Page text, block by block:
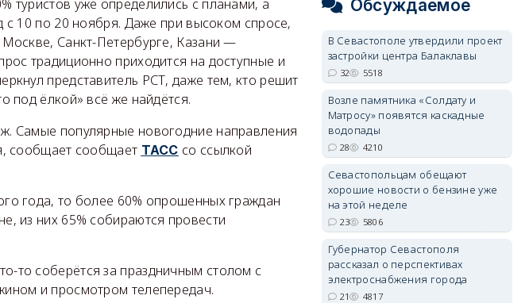
туристов уже определились с планами, а
10 по 20 ноября. Даже при высоком спросе,
Санкт-Петербурге, Казани —
традиционно приходится на доступные и
представитель РСТ, даже тем, кто решит
под ёлкой» всё же найдётся.
Самые популярные новогодние направления
сообщает сообщает ТАСС со ссылкой
года, то более 60% опрошенных граждан
из них 65% собираются провести
то соберётся за праздничным столом с
и просмотром телепередач.
Обсуждаемое
В Севастополе утвердили проект
застройки центра Балаклавы
32 5518
Возле памятника «Солдату и
Матросу» появятся каскадные
водопады
28 4210
Севастопольцам обещают
хорошие новости о бензине уже
на этой неделе
23 5806
Губернатор Севастополя
рассказал о перспективах
электроснабжения города
21 4817